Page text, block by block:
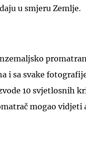
u smjeru Zemlje.
i sa svake
10 svjetlosnih
mogao vidjeti